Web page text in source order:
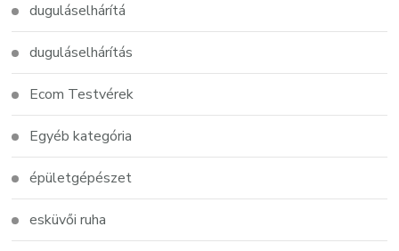
duguláselhárítá
duguláselhárítás
Ecom Testvérek
Egyéb kategória
épületgépészet
esküvői ruha